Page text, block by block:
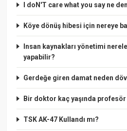
I doN'T care what you say ne
Köye dönüş hibesi için nereye
Insan kaynakları yönetimi
yapabilir?
Gerdeğe giren damat neden
Bir doktor kaç yaşında
TSK AK-47 Kullandı mı?